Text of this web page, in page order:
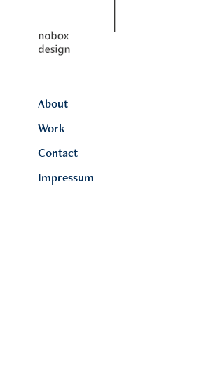
About
Work
Contact
Impressum